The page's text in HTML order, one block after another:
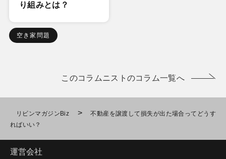
り組みとは？
空き家問題
このコラムニストのコラム一覧へ
リビンマガジンBiz >
不動産を譲渡して損失が出た場合ってどうす
ればいい？
運営会社